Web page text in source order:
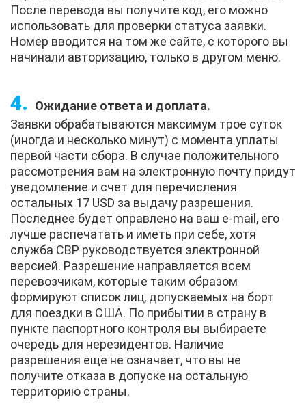
После перевода вы получите код, его можно
использовать для проверки статуса заявки.
Номер вводится на том же сайте, с которого вы
начинали авторизацию, только в другом меню.
Ожидание ответа и доплата.
Заявки обрабатываются максимум трое суток
(иногда и несколько минут) с момента уплаты
первой части сбора. В случае положительного
рассмотрения вам на электронную почту придут
уведомление и счет для перечисления
остальных 17 USD за выдачу разрешения.
Последнее будет оправлено на ваш e-mail, его
лучше распечатать и иметь при себе, хотя
служба CBP руководствуется электронной
версией. Разрешение направляется всем
перевозчикам, которые таким образом
формируют список лиц, допускаемых на борт
для поездки в США. По прибытии в страну в
пункте паспортного контроля вы выбираете
очередь для нерезидентов. Наличие
разрешения еще не означает, что вы не
получите отказа в допуске на остальную
территорию страны.